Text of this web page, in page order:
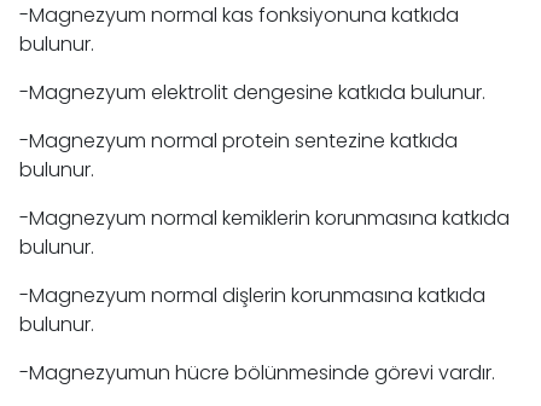
-Magnezyum normal kas fonksiyonuna katkıda
bulunur.
-Magnezyum elektrolit dengesine katkıda bulunur.
-Magnezyum normal protein sentezine katkıda
bulunur.
-Magnezyum normal kemiklerin korunmasına katkıda
bulunur.
-Magnezyum normal dişlerin korunmasına katkıda
bulunur.
-Magnezyumun hücre bölünmesinde görevi vardır.